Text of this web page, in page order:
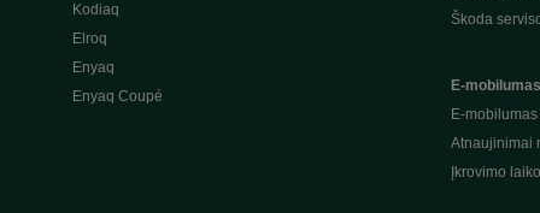
Kodiaq
Elroq
Enyaq
Enyaq Coupé
Škoda
E-mobilumas
E-mobilumas
Atnaujinimai
Įkrovimo